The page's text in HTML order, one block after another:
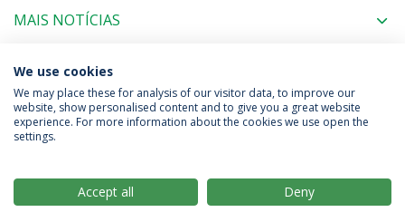
MAIS NOTÍCIAS
PRÓXIMOS EVENTOS
Política de Privacidade
Termos & Condições
We use cookies
We may place these for analysis of our visitor data, to improve our
website, show personalised content and to give you a great website
experience. For more information about the cookies we use open the
settings.
Accept all Deny